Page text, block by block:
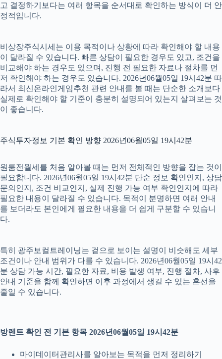
고 결정하기보다는 여러 항목을 순서대로 확인하는 방식이 더 안
정적입니다.
비상장주식시세는 이용 목적이나 상황에 따라 확인해야 할 내용
이 달라질 수 있습니다. 빠른 상담이 필요한 경우도 있고, 조건을
비교해야 하는 경우도 있으며, 진행 전 필요한 자료나 절차를 먼
저 확인해야 하는 경우도 있습니다. 2026년06월05일 19시42분 따
라서 최신온라인게임추천 관련 안내를 볼 때는 단순한 소개보다
실제로 확인해야 할 기준이 충분히 설명되어 있는지 살펴보는 것
이 좋습니다.
주식투자정보 기본 확인 방향 2026년06월05일 19시42분
원룸전월세를 처음 알아볼 때는 먼저 전체적인 방향을 잡는 것이
필요합니다. 2026년06월05일 19시42분 단순 정보 확인인지, 상담
문의인지, 조건 비교인지, 실제 진행 가능 여부 확인인지에 따라
필요한 내용이 달라질 수 있습니다. 목적이 분명하면 여러 안내
를 보더라도 본인에게 필요한 내용을 더 쉽게 구분할 수 있습니
다.
특히 광주보컬트레이닝는 겉으로 보이는 설명이 비슷해도 세부
조건이나 안내 범위가 다를 수 있습니다. 2026년06월05일 19시42
분 상담 가능 시간, 필요한 자료, 비용 발생 여부, 진행 절차, 사후
안내 기준을 함께 확인하면 이후 과정에서 생길 수 있는 혼선을
줄일 수 있습니다.
방렌트 확인 전 기본 항목 2026년06월05일 19시42분
마이데이터관리사를 알아보는 목적을 먼저 정리하기